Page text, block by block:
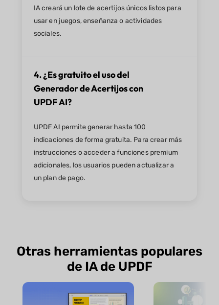
IA creará un lote de acertijos únicos listos para
usar en juegos, enseñanza o actividades
sociales.
4. ¿Es gratuito el uso del
Generador de Acertijos con
UPDF AI?
UPDF AI permite generar hasta 100
indicaciones de forma gratuita. Para crear más
instrucciones o acceder a funciones premium
adicionales, los usuarios pueden actualizar a
un plan de pago.
Otras herramientas populares
de IA de UPDF